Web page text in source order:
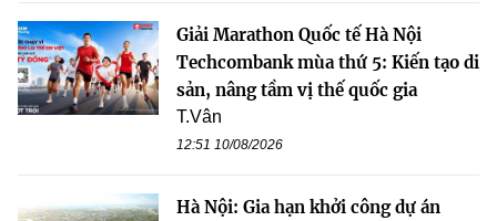
Giải Marathon Quốc tế Hà Nội
Techcombank mùa thứ 5: Kiến tạo di
sản, nâng tầm vị thế quốc gia
T.Vân
12:51 10/08/2026
Hà Nội: Gia hạn khởi công dự án